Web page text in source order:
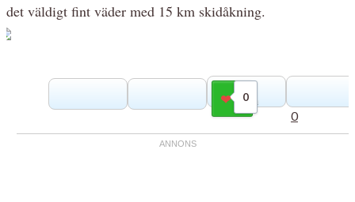
det väldigt fint väder med 15 km skidåkning.
0
Gilla
0